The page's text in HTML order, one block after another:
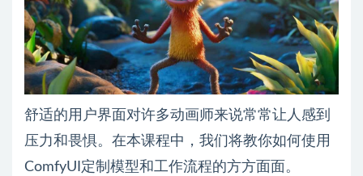
舒适的用户界面对许多动画师来说常常让人感到
压力和畏惧。在本课程中，我们将教你如何使用
ComfyUI定制模型和工作流程的方方面面。